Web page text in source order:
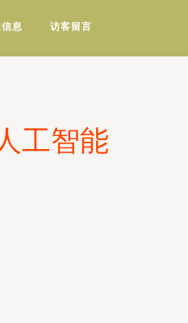
息 访客留言
工智能